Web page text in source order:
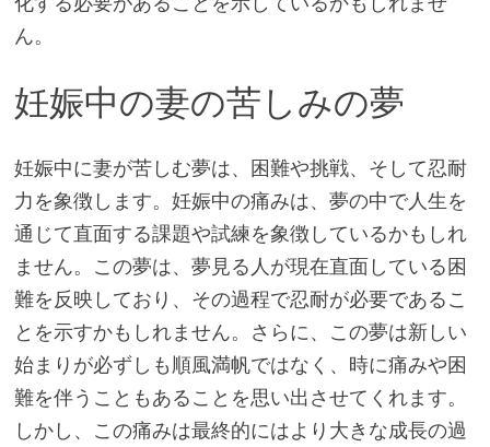
ん。
妊娠中の妻の苦しみの夢
妊娠中に妻が苦しむ夢は、困難や挑戦、そして忍耐
力を象徴します。妊娠中の痛みは、夢の中で人生を
通じて直面する課題や試練を象徴しているかもしれ
ません。この夢は、夢見る人が現在直面している困
難を反映しており、その過程で忍耐が必要であるこ
とを示すかもしれません。さらに、この夢は新しい
始まりが必ずしも順風満帆ではなく、時に痛みや困
難を伴うこともあることを思い出させてくれます。
しかし、この痛みは最終的にはより大きな成長の過